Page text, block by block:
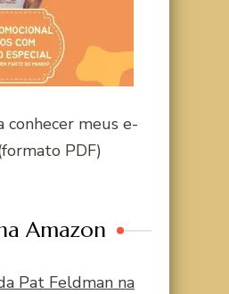
conhecer meus e-
PDF)
Amazon
Pat Feldman na